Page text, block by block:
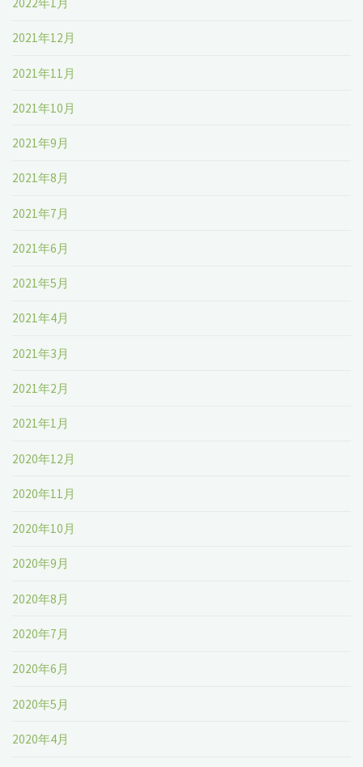
2021年12月
2021年11月
2021年10月
2021年9月
2021年8月
2021年7月
2021年6月
2021年5月
2021年4月
2021年3月
2021年2月
2021年1月
2020年12月
2020年11月
2020年10月
2020年9月
2020年8月
2020年7月
2020年6月
2020年5月
2020年4月